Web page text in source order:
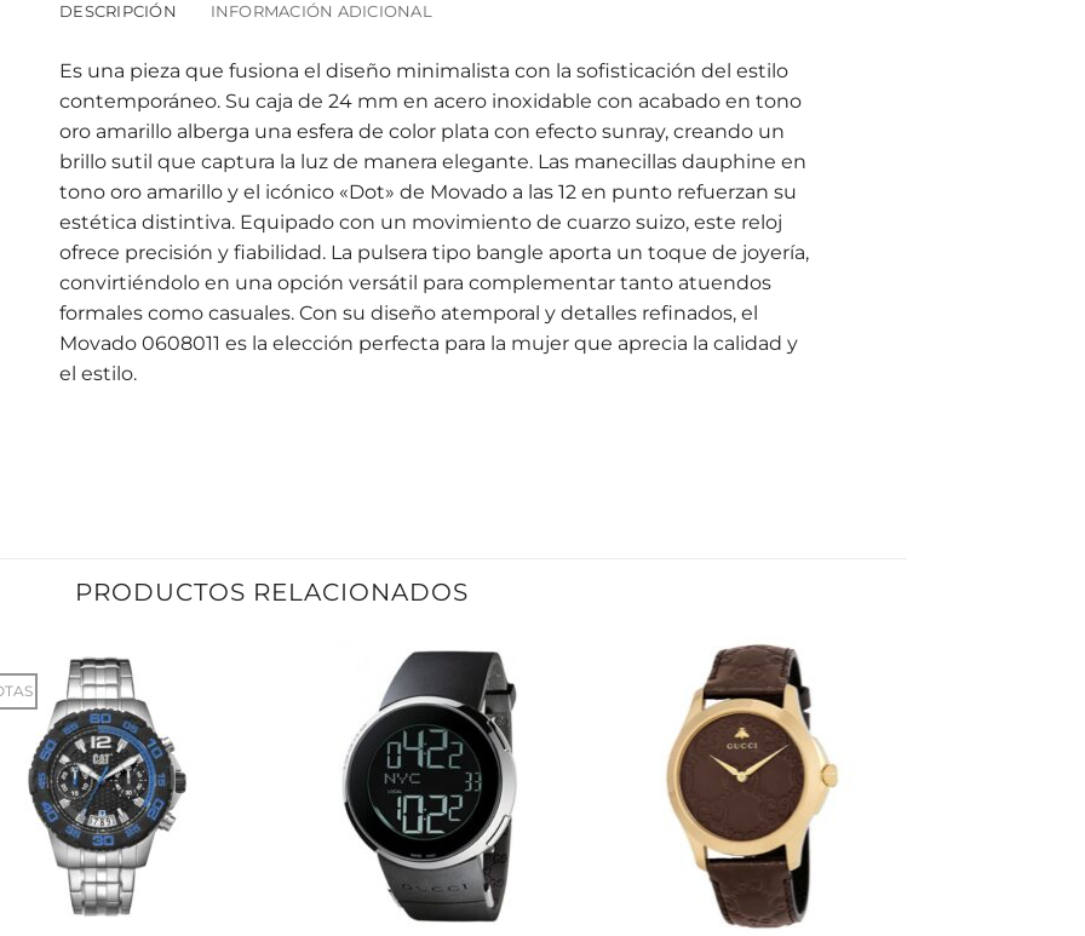
DESCRIPCIÓN INFORMACIÓN ADICIONAL
Es una pieza que fusiona el diseño minimalista con la sofisticación del estilo
contemporáneo. Su caja de 24 mm en acero inoxidable con acabado en tono
oro amarillo alberga una esfera de color plata con efecto sunray, creando un
brillo sutil que captura la luz de manera elegante. Las manecillas dauphine en
tono oro amarillo y el icónico «Dot» de Movado a las 12 en punto refuerzan su
estética distintiva. Equipado con un movimiento de cuarzo suizo, este reloj
ofrece precisión y fiabilidad. La pulsera tipo bangle aporta un toque de joyería,
convirtiéndolo en una opción versátil para complementar tanto atuendos
formales como casuales. Con su diseño atemporal y detalles refinados, el
Movado 0608011 es la elección perfecta para la mujer que aprecia la calidad y
el estilo.
PRODUCTOS RELACIONADOS